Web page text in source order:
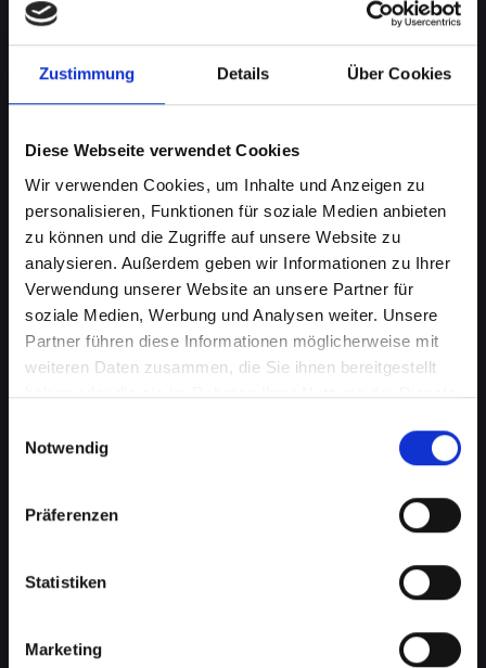
Zustimmung Details Über Cookies
Diese Webseite verwendet Cookies
Wir verwenden Cookies, um Inhalte und Anzeigen zu
personalisieren, Funktionen für soziale Medien anbieten
zu können und die Zugriffe auf unsere Website zu
analysieren. Außerdem geben wir Informationen zu Ihrer
Verwendung unserer Website an unsere Partner für
soziale Medien, Werbung und Analysen weiter. Unsere
Partner führen diese Informationen möglicherweise mit
weiteren Daten zusammen, die Sie ihnen bereitgestellt
haben oder die sie im Rahmen Ihrer Nutzung der Dienste
Notwendig
Präferenzen
Statistiken
Marketing
Akkuprobleme bei Ihrem
IPHONE-11 in Bad-saürbrunn?
Finden Sie jetzt eine Lösung
Ein schlecht funktionierender Akku in Ihrem
IPHONE-11 beeinträchtigt Ihre Mobilität und
Steckdose suchen müssen. Von schnellem